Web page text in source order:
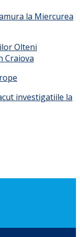
la Miercurea